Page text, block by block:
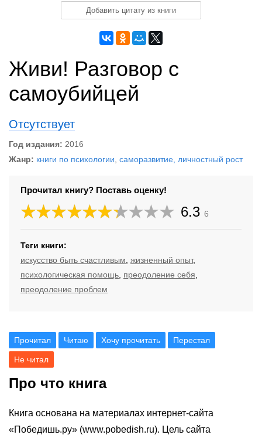
Добавить цитату из книги
Живи! Разговор с
самоубийцей
Отсутствует
Год издания: 2016
Жанр: книги по психологии саморазвитие, личностный рост
Прочитал книгу? Поставь оценку!
6.3 6
Теги книги:
искусство быть счастливым жизненный опыт,
психологическая помощь преодоление себя
преодоление проблем
Прочитал Читаю Хочу прочитать Перестал
Не читал
Про что книга
Книга основана на материалах интернет-сайта
«Победишь.ру» (www.pobedish.ru). Цель сайта